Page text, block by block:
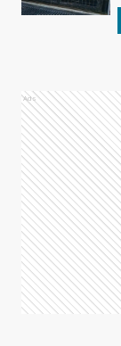
Ads